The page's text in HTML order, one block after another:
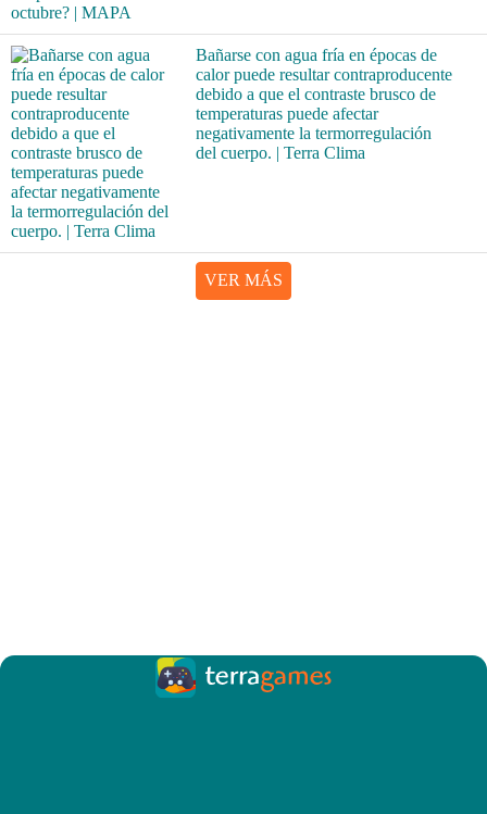
Bañarse con agua fría en épocas de
calor puede resultar contraproducente
debido a que el contraste brusco de
temperaturas puede afectar
negativamente la termorregulación
del cuerpo. | Terra Clima
VER MÁS